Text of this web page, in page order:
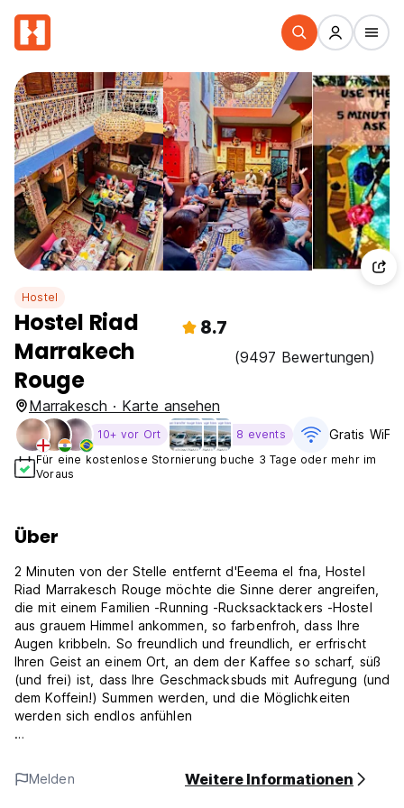
Hostel
Hostel Riad
Marrakech
Rouge
8.7
(9497 Bewertungen)
Marrakesch · Karte ansehen
10+ vor Ort 8 events Gratis WiFi
Für eine kostenlose Stornierung buche 3 Tage oder mehr im
Voraus
Über
2 Minuten von der Stelle entfernt d'Eeema el fna, Hostel
Riad Marrakesch Rouge möchte die Sinne derer angreifen,
die mit einem Familien -Running -Rucksacktackers -Hostel
aus grauem Himmel ankommen, so farbenfroh, dass Ihre
Augen kribbeln. So freundlich und freundlich, er erfrischt
Ihren Geist an einem Ort, an dem der Kaffee so scharf, süß
(und frei) ist, dass Ihre Geschmacksbuds mit Aufregung (und
dem Koffein!) Summen werden, und die Möglichkeiten
werden sich endlos anfühlen
Zuhause für bodenständige, abenteuerliche, glückliche
Reisende mit offenem Geist und Herz, bereit, ihre
Melden Weitere Informationen